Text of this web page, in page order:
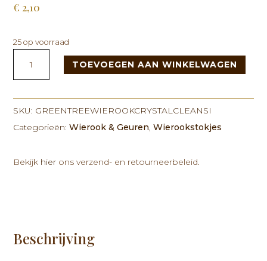
€ 2,10
25 op voorraad
Wierook
Crystal
Cleansing
15
TOEVOEGEN AAN WINKELWAGEN
SKU: GREENTREEWIEROOKCRYSTALCLEANSI
Categorieën:Wierook & Geuren,Wierookstokjes
Bekijk hier ons verzend- en retourneerbeleid.
Beschrijving